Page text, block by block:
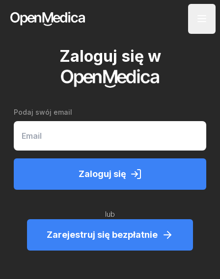
Zaloguj się w
Podaj swój email
Zaloguj się
lub
Zarejestruj się bezpłatnie